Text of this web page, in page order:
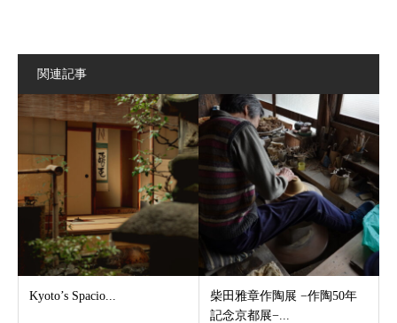
関連記事
Kyoto’s Spacio...
柴田雅章作陶展 −作陶50年
記念京都展−...